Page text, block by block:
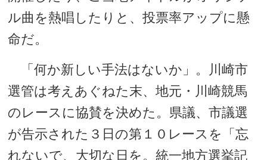
ル曲を熱唱したりと、投票率アップに懸
命だ。
「何か新しい手法はないか」。川崎市
選管は考えあぐねた末、地元・川崎競馬
のレースに協賛を決めた。県議、市議選
が告示された３日の第１０レースを「忘
れないで、大切な日を。統一地方選挙記